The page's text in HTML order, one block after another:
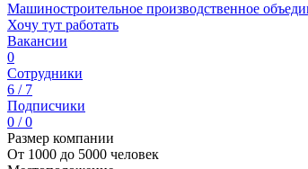
Машиностроительное производственное
Хочу тут работать
Вакансии
0
Сотрудники
6 / 7
Подписчики
0 / 0
Размер компании
От 1000 до 5000 человек